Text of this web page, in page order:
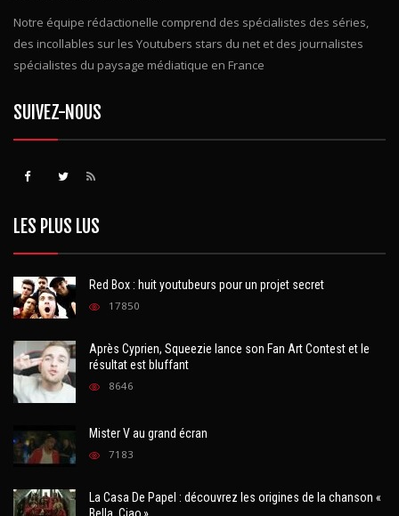
Notre équipe rédactionelle comprend des spécialistes des séries,
des incollables sur les Youtubers stars du net et des journalistes
spécialistes du paysage médiatique en France
SUIVEZ-NOUS
LES PLUS LUS
Red Box : huit youtubeurs pour un projet secret
17850
Après Cyprien, Squeezie lance son Fan Art Contest et le
résultat est bluffant
8646
Mister V au grand écran
7183
La Casa De Papel : découvrez les origines de la chanson «
Bella, Ciao »